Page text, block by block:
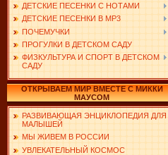
ДЕТСКИЕ ПЕСЕНКИ С НОТАМИ
ДЕТСКИЕ ПЕСЕНКИ В MP3
ПОЧЕМУЧКИ
ПРОГУЛКИ В ДЕТСКОМ САДУ
ФИЗКУЛЬТУРА И СПОРТ В ДЕТСКОМ
САДУ
ОТКРЫВАЕМ МИР ВМЕСТЕ С МИККИ
МАУСОМ
РАЗВИВАЮЩАЯ ЭНЦИКЛОПЕДИЯ ДЛЯ
МАЛЫШЕЙ
МЫ ЖИВЕМ В РОССИИ
УВЛЕКАТЕЛЬНЫЙ КОСМОС